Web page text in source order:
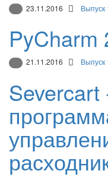
23.11.2016 Выпуск
PyCharm
21.11.2016 Выпуск
Severcart